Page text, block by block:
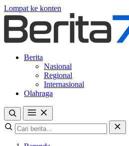
Lompat ke konten
Berita
Nasional
Regional
Internasional
Olahraga